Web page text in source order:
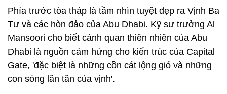
Phía trước tòa tháp là tầm nhìn tuyệt đẹp ra Vịnh Ba
Tư và các hòn đảo của Abu Dhabi. Kỹ sư trưởng Al
Mansoori cho biết cảnh quan thiên nhiên của Abu
Dhabi là nguồn cảm hứng cho kiến ​​trúc của Capital
Gate, 'đặc biệt là những cồn cát lộng gió và những
con sóng lăn tăn của vịnh'.